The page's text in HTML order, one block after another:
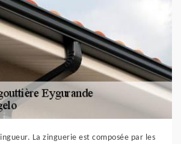
La zinguerie est composée par les